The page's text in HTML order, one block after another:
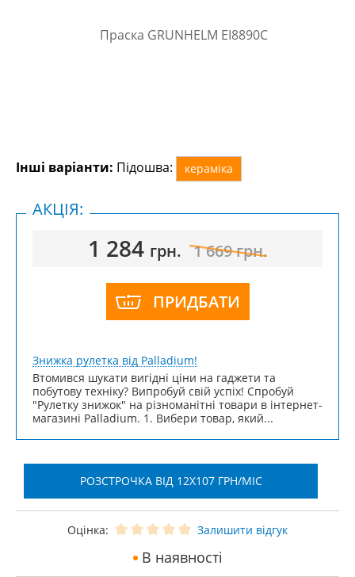
Інші варіанти: Підошва: кераміка
1 284 грн. 1 669грн.
ПРИДБАТИ
АКЦІЯ:
Знижка рулетка від Palladium!
Втомився шукати вигідні ціни на гаджети та
побутову техніку? Випробуй свій успіх! Спробуй
"Рулетку знижок" на різноманітні товари в інтернет-
магазині Palladium. 1. Вибери товар, який...
РОЗСТРОЧКА ВІД 12X107 ГРН/МІС
Оцінка: Залишити відгук
В наявності